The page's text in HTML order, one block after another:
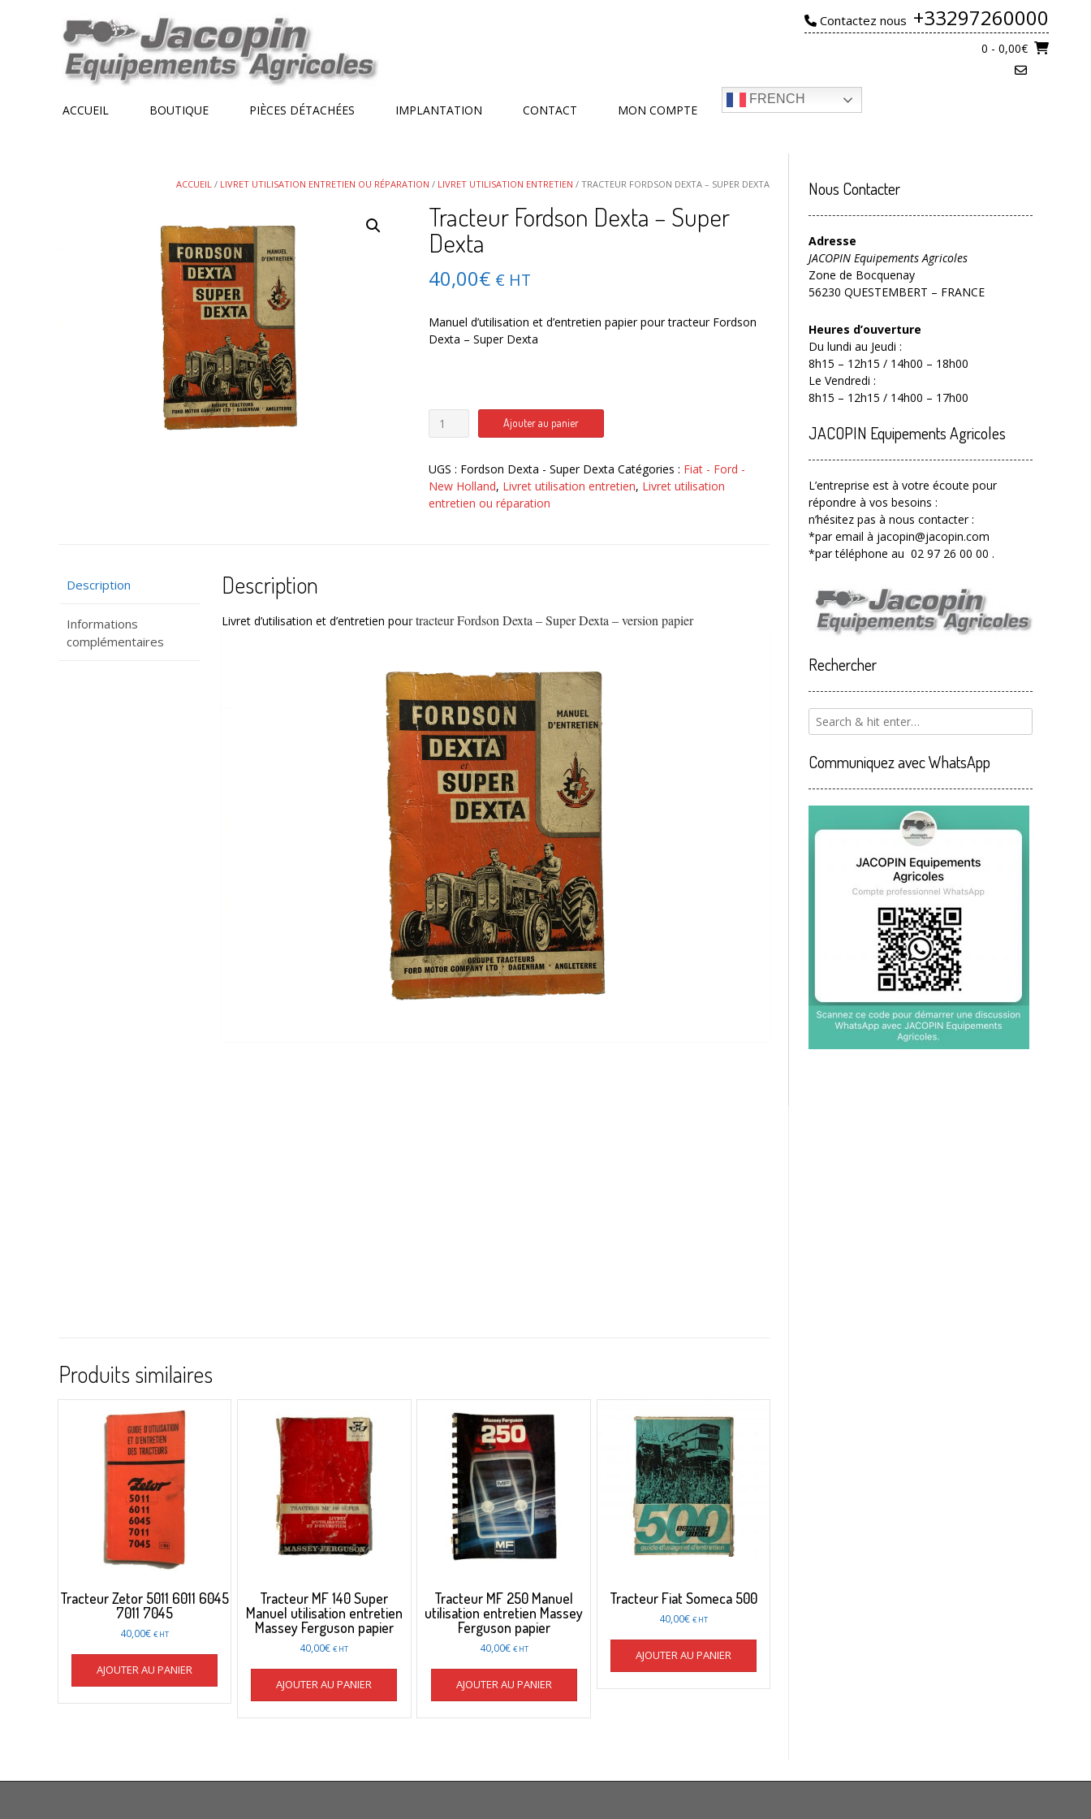
Contactez nous +33297260000
0 - 0,00€
ACCUEIL BOUTIQUE PIÈCES DÉTACHÉES IMPLANTATION CONTACT MON COMPTE
FRENCH
ACCUEIL / LIVRET UTILISATION ENTRETIEN OU RÉPARATION / LIVRET UTILISATION ENTRETIEN / TRACTEUR FORDSON DEXTA – SUPER DEXTA
Tracteur Fordson Dexta – Super
Dexta
40,00€ € HT
Manuel d’utilisation et d’entretien papier pour tracteur Fordson
Dexta – Super Dexta
quantité
de
Fordson
Dexta
-
Ajouter au panier
UGS : Fordson Dexta - Super Dexta Catégories : Fiat - Ford -
New Holland, Livret utilisation entretien, Livret utilisation
entretien ou réparation
Description
Informations
complémentaires
Description
Livret d’utilisation et d’entretien pour tracteur Fordson Dexta – Super Dexta – version papier
Produits similaires
Tracteur Zetor 5011 6011 6045
7011 7045
40,00€ € HT
AJOUTER AU PANIER
Tracteur MF 140 Super
Manuel utilisation entretien
Massey Ferguson papier
40,00€ € HT
AJOUTER AU PANIER
Tracteur MF 250 Manuel
utilisation entretien Massey
Ferguson papier
40,00€ € HT
AJOUTER AU PANIER
Tracteur Fiat Someca 500
40,00€ € HT
AJOUTER AU PANIER
Nous Contacter
Adresse
JACOPIN Equipements Agricoles
Zone de Bocquenay
56230 QUESTEMBERT – FRANCE
Heures d’ouverture
Du lundi au Jeudi :
8h15 – 12h15 / 14h00 – 18h00
Le Vendredi :
8h15 – 12h15 / 14h00 – 17h00
JACOPIN Equipements Agricoles
L’entreprise est à votre écoute pour
répondre à vos besoins :
n’hésitez pas à nous contacter :
*par email à jacopin@jacopin.com
*par téléphone au 02 97 26 00 00 .
Rechercher
Communiquez avec WhatsApp